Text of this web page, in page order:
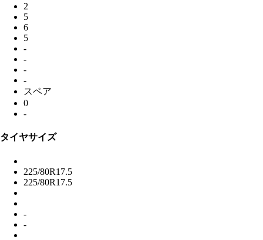
2
5
6
5
-
-
-
-
スペア
0
-
タイヤサイズ
225/80R17.5
225/80R17.5
-
-